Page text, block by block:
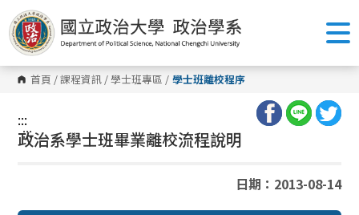
跳
到
主
要
內
容
區 首頁 /課程資訊 /學士班專區 / 學士班離校程序
:::
:::
政治系學士班畢業離校流程說明
日期：2013-08-14